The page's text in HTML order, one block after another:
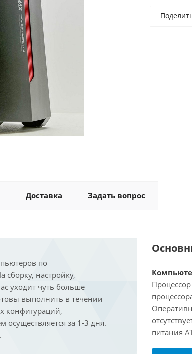
Доставка Задать вопрос
по
сборку, настройку,
уходит чуть больше
выполнить в течении
конфигураций,
за 1-3 дня.
питания